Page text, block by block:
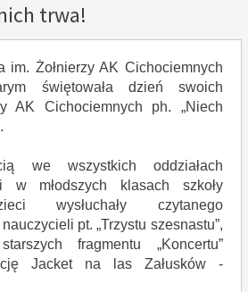
trwa!
im. Żołnierzy AK Cichociemnych
świętowała dzień swoich
AK Cichociemnych ph. „Niech
we wszystkich oddziałach
w młodszych klasach szkoły
wysłuchały czytanego
pt. „Trzystu szesnastu”,
fragmentu „Koncertu”
Jacket na las Załusków -